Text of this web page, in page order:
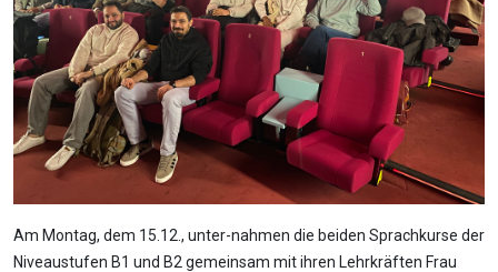
Am Montag, dem 15.12., unter-nahmen die beiden Sprachkurse der
Niveaustufen B1 und B2 gemeinsam mit ihren Lehrkräften Frau